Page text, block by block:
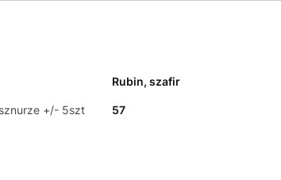
Rubin, szafir
+/- 5szt 57